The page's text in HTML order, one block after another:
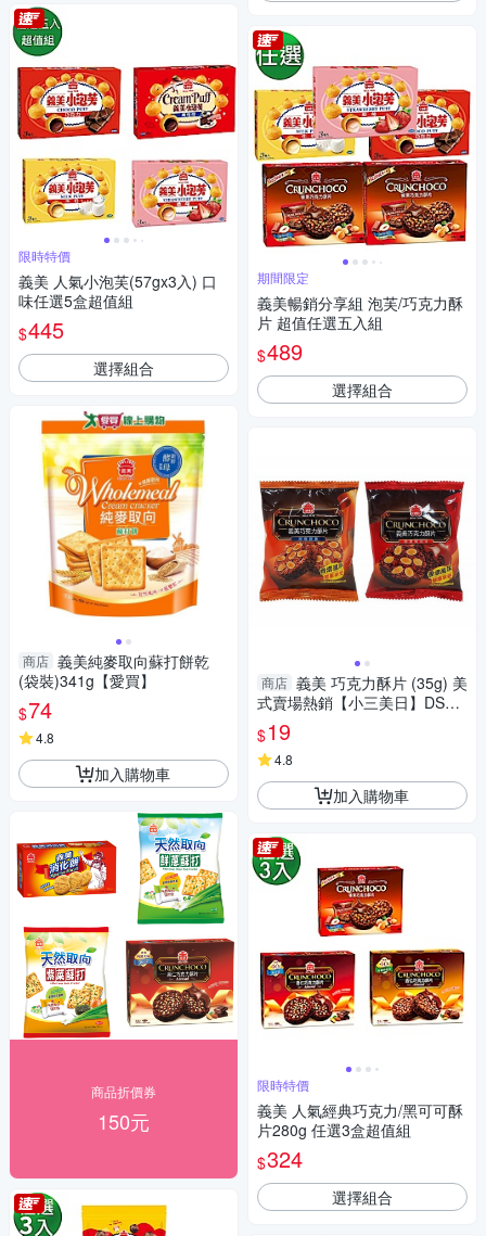
限時特價
義美 人氣小泡芙(57gx3入) 口
味任選5盒超值組
$445
選擇組合
商店 義美純麥取向蘇打餅乾
(袋裝)341g【愛買】
$74
4.8
加入購物車
商品折價券
150元
期間限定
義美暢銷分享組 泡芙/巧克力酥
片 超值任選五入組
$489
選擇組合
商店 義美 巧克力酥片 (35g) 美
式賣場熱銷【小三美日】DS01
2683 零食 餅乾 下午茶 甜點 茶
點 地震
$19
4.8
加入購物車
限時特價
義美 人氣經典巧克力/黑可可酥
片280g 任選3盒超值組
$324
選擇組合